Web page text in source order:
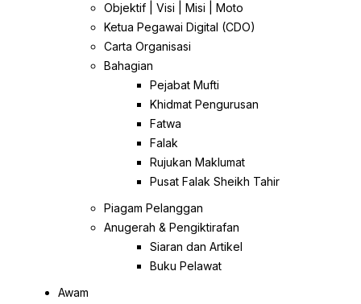
Objektif | Visi | Misi | Moto
Ketua Pegawai Digital (CDO)
Carta Organisasi
Bahagian
Pejabat Mufti
Khidmat Pengurusan
Fatwa
Falak
Rujukan Maklumat
Pusat Falak Sheikh Tahir
Piagam Pelanggan
Anugerah & Pengiktirafan
Siaran dan Artikel
Buku Pelawat
Awam